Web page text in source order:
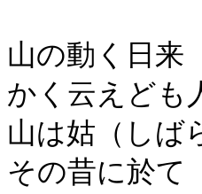
山の動く日来
かく云えども
山は姑（しば
その昔に於て